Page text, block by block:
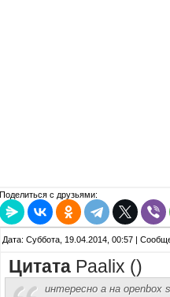
Поделиться с друзьями:
Дата: Суббота, 19.04.2014, 00:57 |
Цитата Paalix ()
интересно а на